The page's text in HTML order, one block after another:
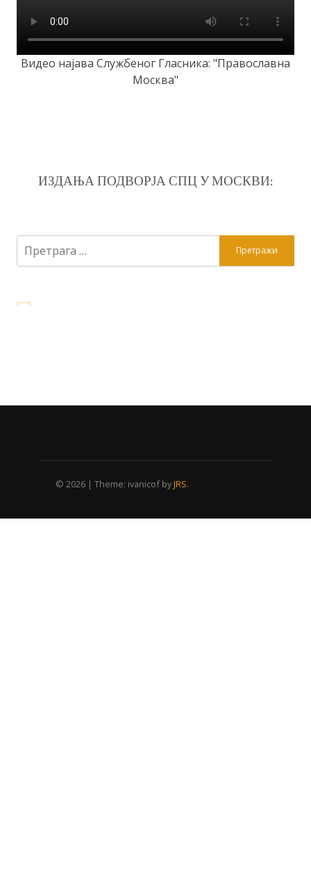
Видео најава Службеног Гласника: "Православна
Москва"
ИЗДАЊА ПОДВОРЈА СПЦ У МОСКВИ:
Претрага
за:
© 2026 | Theme: ivanicof byJRS.